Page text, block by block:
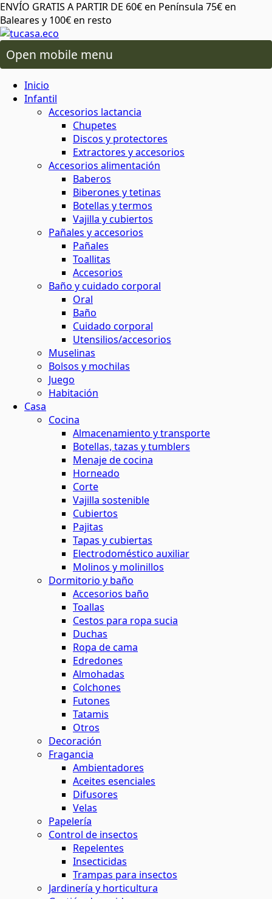
ENVÍO GRATIS A PARTIR DE 60€ en Península 75€ en
Baleares y 100€ en resto
Open mobile menu
oral
capilar
y baño
y horticultura
residuos
lactancia
alimentación
accesorios
corporal
Inicio
Infantil
Accesorios lactancia
Chupetes
Discos y protectores
Extractores y accesorios
Accesorios alimentación
Baberos
Biberones y tetinas
Botellas y termos
Vajilla y cubiertos
Pañales y accesorios
Pañales
Toallitas
Accesorios
Baño y cuidado corporal
Oral
Baño
Cuidado corporal
Utensilios/accesorios
Muselinas
Bolsos y mochilas
Juego
Habitación
Casa
Cocina
Almacenamiento y transporte
Botellas, tazas y tumblers
Menaje de cocina
Horneado
Corte
Vajilla sostenible
Cubiertos
Pajitas
Tapas y cubiertas
Electrodoméstico auxiliar
Molinos y molinillos
Dormitorio y baño
Accesorios baño
Toallas
Cestos para ropa sucia
Duchas
Ropa de cama
Edredones
Almohadas
Colchones
Futones
Tatamis
Otros
Decoración
Fragancia
Ambientadores
Aceites esenciales
Difusores
Velas
Papelería
Control de insectos
Repelentes
Insecticidas
Trampas para insectos
Jardinería y horticultura